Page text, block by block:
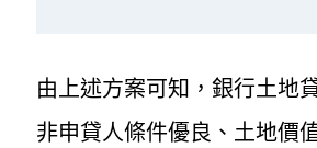
由上述方案可知，銀行土地
非申貸人條件優良、土地價